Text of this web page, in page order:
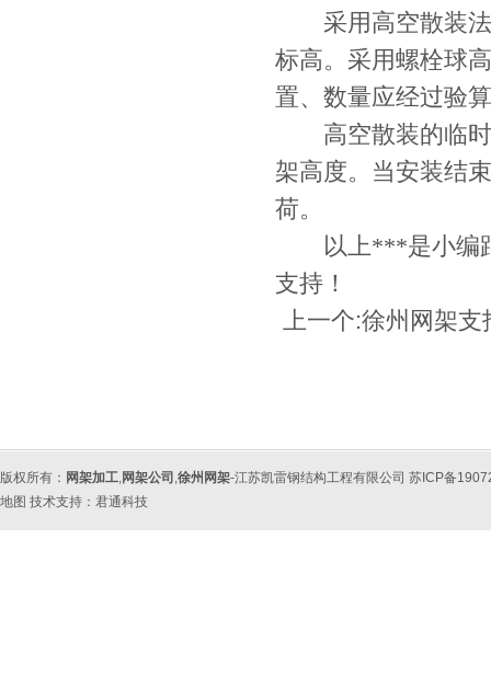
采用高空散装法
标高。采用螺栓球
置、数量应经过
高空散装的临时
架高度。当安装结
荷。
以上***是小编跟
支持！
上一个:徐州网架支
版权所有： 网架加工,网架公司 ,徐州网架-江苏凯雷钢结构工程有限公司 苏ICP备
地图 技术支持： 君通科技